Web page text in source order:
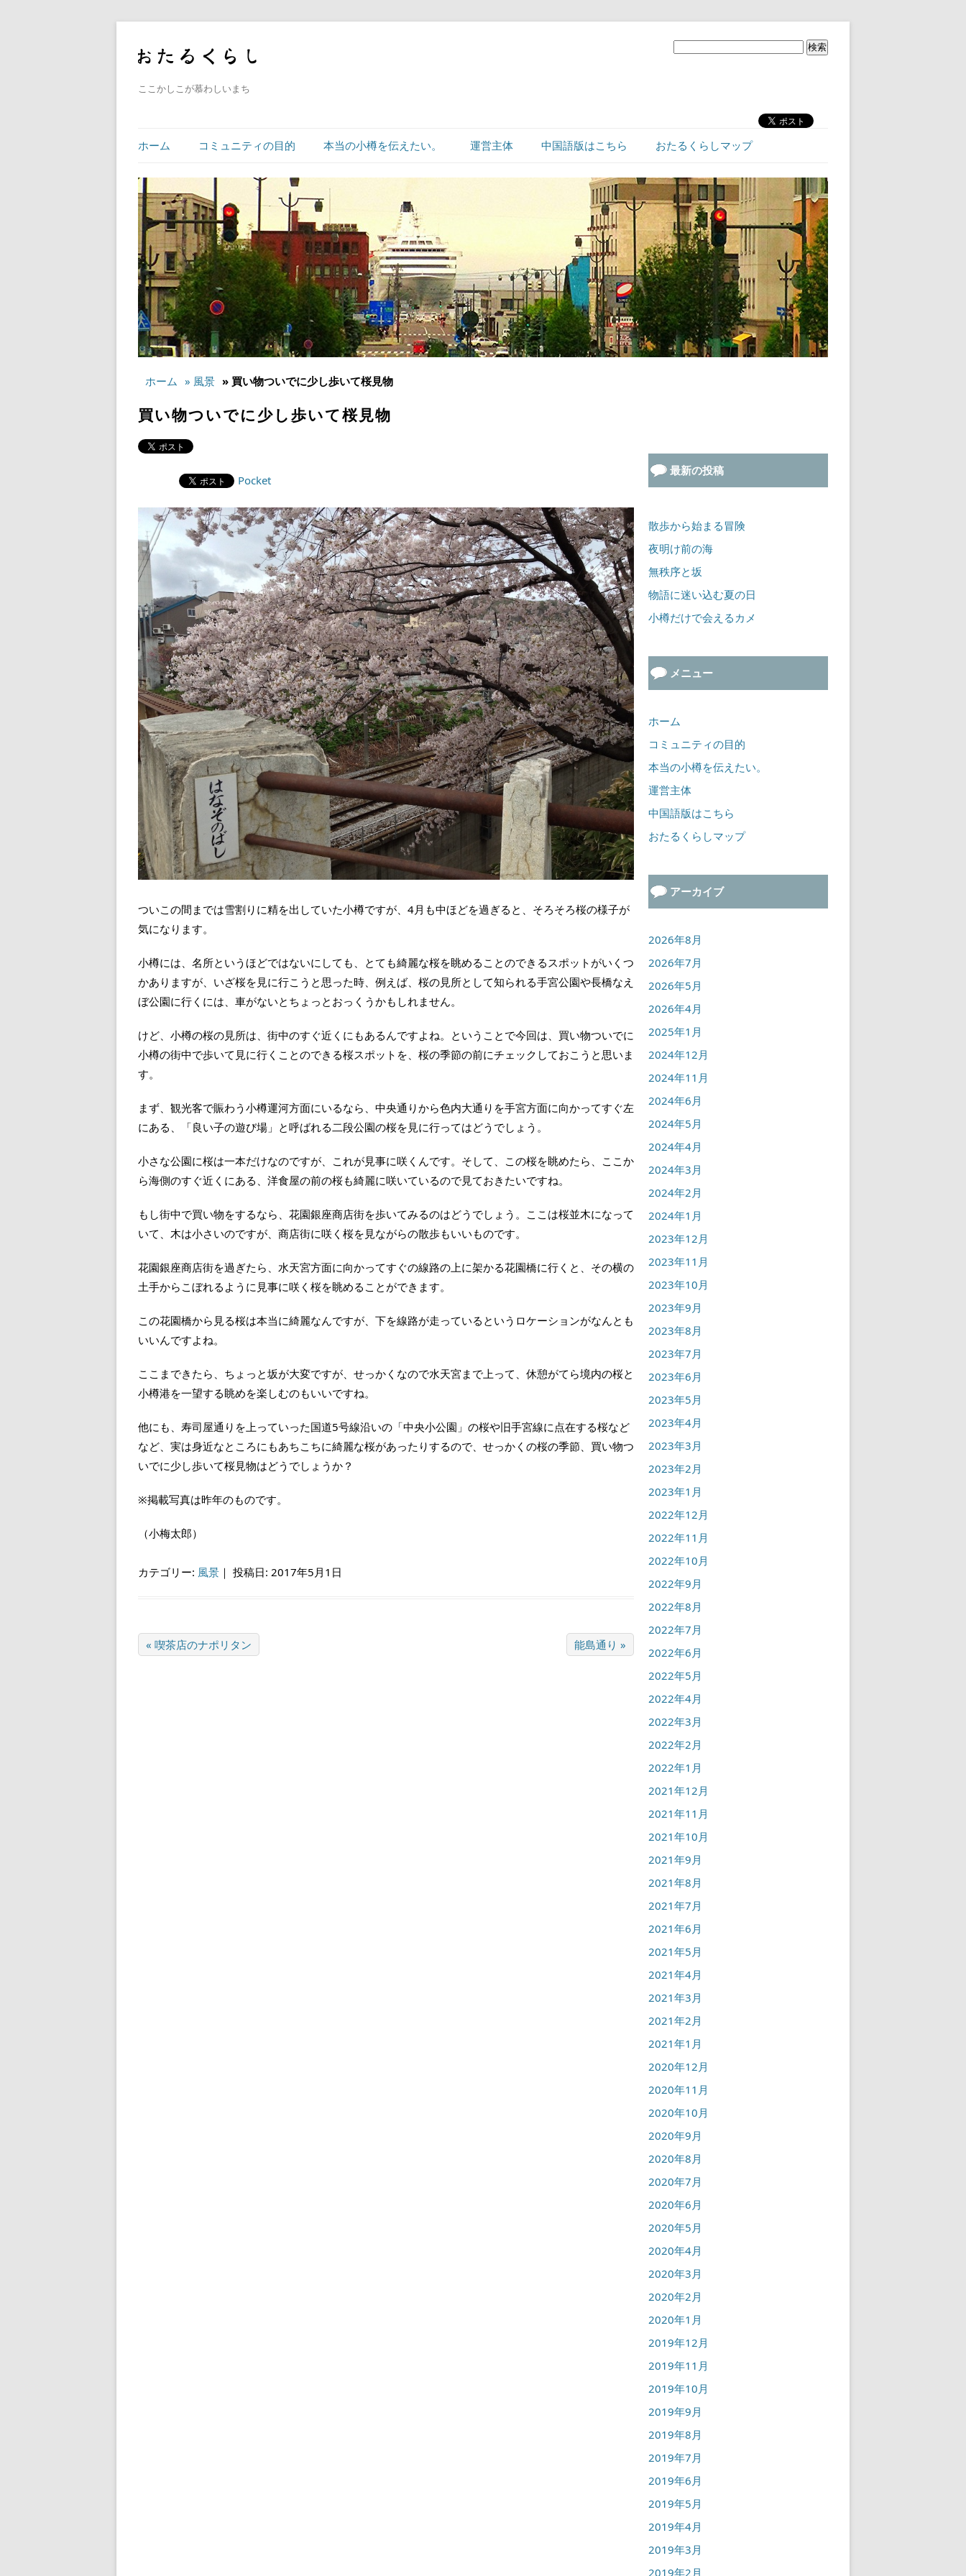
ここかしこが慕わしいまち
ホーム コミュニティの目的 本当の小樽を伝えたい。 運営主体 中国語版はこちら おたるくらしマップ
ホーム » 風景 » 買い物ついでに少し歩いて桜見物
買い物ついでに少し歩いて桜見物
Pocket
ついこの間までは雪割りに精を出していた小樽ですが、4月も中ほどを過ぎると、そろそろ桜の様子が
気になります。
小樽には、名所というほどではないにしても、とても綺麗な桜を眺めることのできるスポットがいくつ
かありますが、いざ桜を見に行こうと思った時、例えば、桜の見所として知られる手宮公園や長橋なえ
ぼ公園に行くには、車がないとちょっとおっくうかもしれません。
けど、小樽の桜の見所は、街中のすぐ近くにもあるんですよね。ということで今回は、買い物ついでに
小樽の街中で歩いて見に行くことのできる桜スポットを、桜の季節の前にチェックしておこうと思いま
す。
まず、観光客で賑わう小樽運河方面にいるなら、中央通りから色内大通りを手宮方面に向かってすぐ左
にある、「良い子の遊び場」と呼ばれる二段公園の桜を見に行ってはどうでしょう。
小さな公園に桜は一本だけなのですが、これが見事に咲くんです。そして、この桜を眺めたら、ここか
ら海側のすぐ近くにある、洋食屋の前の桜も綺麗に咲いているので見ておきたいですね。
もし街中で買い物をするなら、花園銀座商店街を歩いてみるのはどうでしょう。ここは桜並木になって
いて、木は小さいのですが、商店街に咲く桜を見ながらの散歩もいいものです。
花園銀座商店街を過ぎたら、水天宮方面に向かってすぐの線路の上に架かる花園橋に行くと、その横の
土手からこぼれるように見事に咲く桜を眺めることができます。
この花園橋から見る桜は本当に綺麗なんですが、下を線路が走っているというロケーションがなんとも
いいんですよね。
ここまできたら、ちょっと坂が大変ですが、せっかくなので水天宮まで上って、休憩がてら境内の桜と
小樽港を一望する眺めを楽しむのもいいですね。
他にも、寿司屋通りを上っていった国道5号線沿いの「中央小公園」の桜や旧手宮線に点在する桜など
など、実は身近なところにもあちこちに綺麗な桜があったりするので、せっかくの桜の季節、買い物つ
いでに少し歩いて桜見物はどうでしょうか？
※掲載写真は昨年のものです。
（小梅太郎）
カテゴリー: 風景 ｜ 投稿日: 2017年5月1日
« 喫茶店のナポリタン 能島通り »
最新の投稿
散歩から始まる冒険
夜明け前の海
無秩序と坂
物語に迷い込む夏の日
小樽だけで会えるカメ
メニュー
ホーム
コミュニティの目的
本当の小樽を伝えたい。
運営主体
中国語版はこちら
おたるくらしマップ
アーカイブ
2026年8月
2026年7月
2026年5月
2026年4月
2025年1月
2024年12月
2024年11月
2024年6月
2024年5月
2024年4月
2024年3月
2024年2月
2024年1月
2023年12月
2023年11月
2023年10月
2023年9月
2023年8月
2023年7月
2023年6月
2023年5月
2023年4月
2023年3月
2023年2月
2023年1月
2022年12月
2022年11月
2022年10月
2022年9月
2022年8月
2022年7月
2022年6月
2022年5月
2022年4月
2022年3月
2022年2月
2022年1月
2021年12月
2021年11月
2021年10月
2021年9月
2021年8月
2021年7月
2021年6月
2021年5月
2021年4月
2021年3月
2021年2月
2021年1月
2020年12月
2020年11月
2020年10月
2020年9月
2020年8月
2020年7月
2020年6月
2020年5月
2020年4月
2020年3月
2020年2月
2020年1月
2019年12月
2019年11月
2019年10月
2019年9月
2019年8月
2019年7月
2019年6月
2019年5月
2019年4月
2019年3月
2019年2月